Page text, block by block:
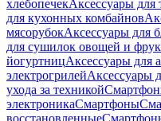
хлебопечекАксессуары для
для кухонных комбайнов
мясорубокАксессуары для
для сушилок овощей и
йогуртницАксессуары для
электрогрилейАксессуары
ухода за техникой
электроникаСмартфоны
восстановленные